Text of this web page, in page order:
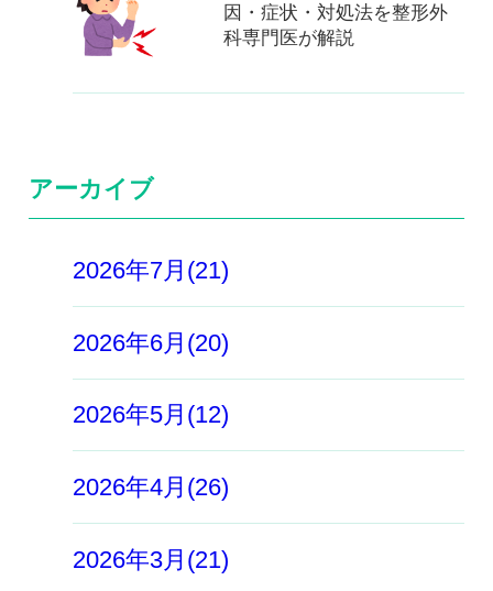
因・症状・対処法を整形外
科専門医が解説
アーカイブ
2026年7月(21)
2026年6月(20)
2026年5月(12)
2026年4月(26)
2026年3月(21)